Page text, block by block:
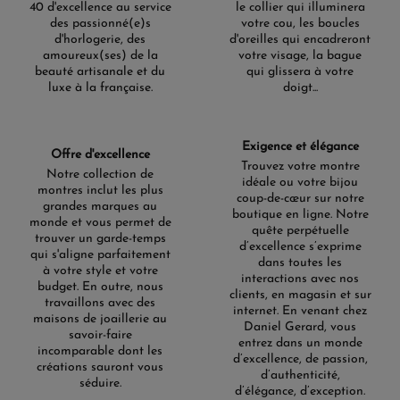
40 d'excellence au service
des passionné(e)s
d'horlogerie, des
amoureux(ses) de la
beauté artisanale et du
luxe à la française.
le collier qui illuminera
votre cou, les boucles
d'oreilles qui encadreront
votre visage, la bague
qui glissera à votre
doigt...
Offre d'excellence
Notre collection de
montres inclut les plus
grandes marques au
monde et vous permet de
trouver un garde-temps
qui s'aligne parfaitement
à votre style et votre
budget. En outre, nous
travaillons avec des
maisons de joaillerie au
savoir-faire
incomparable dont les
créations sauront vous
séduire.
Exigence et élégance
Trouvez votre montre
idéale ou votre bijou
coup-de-cœur sur notre
boutique en ligne. Notre
quête perpétuelle
d’excellence s’exprime
dans toutes les
interactions avec nos
clients, en magasin et sur
internet. En venant chez
Daniel Gerard, vous
entrez dans un monde
d’excellence, de passion,
d’authenticité,
d’élégance, d’exception.